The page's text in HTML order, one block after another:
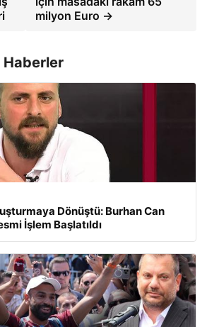
milyon Euro →
Haberler
Dönüştü: Burhan Can
İşlem Başlatıldı